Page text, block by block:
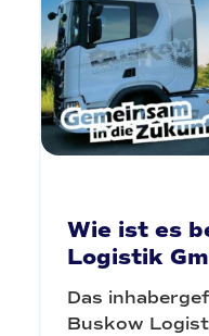
Wie ist es
Logistik
Das
Buskow